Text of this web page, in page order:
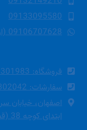
09133095580
09106707628 (ارسال فایل در واتساپ)
فروشگاه: 03131301983
سفارشات: 03131302042
اصفهان، خیابان
ابتدای کوچه 38 (قصر)